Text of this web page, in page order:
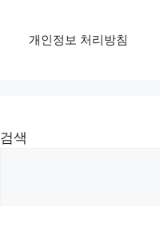
개인정보 처리방침
검색